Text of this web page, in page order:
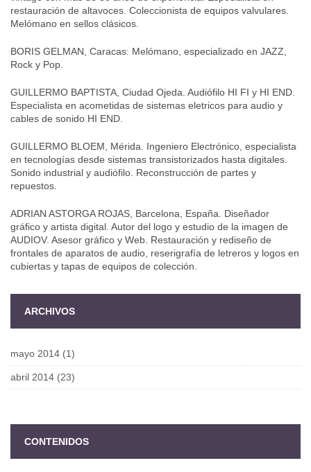
restauración de altavoces. Coleccionista de equipos valvulares.
Melómano en sellos clásicos.
BORIS GELMAN, Caracas: Melómano, especializado en JAZZ,
Rock y Pop.
GUILLERMO BAPTISTA, Ciudad Ojeda. Audiófilo HI FI y HI END.
Especialista en acometidas de sistemas eletricos para audio y
cables de sonido HI END.
GUILLERMO BLOEM, Mérida. Ingeniero Electrónico, especialista
en tecnologías desde sistemas transistorizados hasta digitales.
Sonido industrial y audiófilo. Reconstrucción de partes y
repuestos.
ADRIAN ASTORGA ROJAS, Barcelona, España. Diseñador
gráfico y artista digital. Autor del logo y estudio de la imagen de
AUDIOV. Asesor gráfico y Web. Restauración y rediseño de
frontales de aparatos de audio, reserigrafía de letreros y logos en
cubiertas y tapas de equipos de colección.
ARCHIVOS
mayo 2014 (1)
abril 2014 (23)
CONTENIDOS